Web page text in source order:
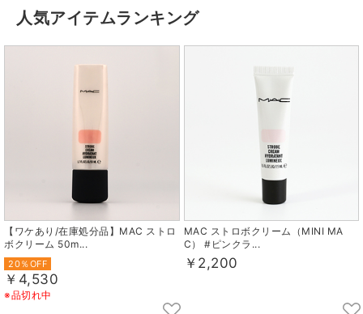
人気アイテムランキング
【ワケあり/在庫処分品】MAC ストロ
ボクリーム 50m...
20％OFF
￥4,530
※品切れ中
MAC ストロボクリーム（MINI MA
C） #ピンクラ...
￥2,200